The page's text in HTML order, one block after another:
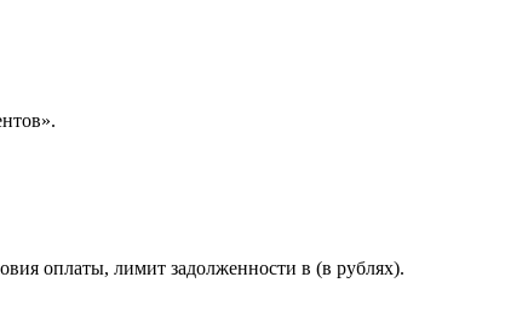
оплаты, лимит задолженности в (в рублях).